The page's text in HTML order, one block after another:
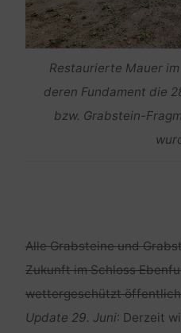
Restaurierte Mauer
deren Fundament die
bzw. Grabstein-
Alle Grabsteine und
Zukunft im Schloss
wettergeschützt
Update 29. Juni: Derzeit